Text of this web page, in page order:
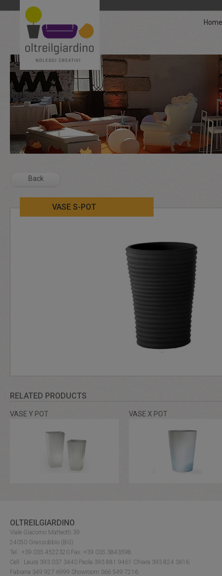
Home
Back
VASE S-POT
RELATED PRODUCTS
VASE Y POT VASE X POT
OLTREILGIARDINO
Viale Giacomo Matteotti 39
24050 Grassobbio (BG)
Tel.: +39 035.4522320 Fax: +39 035.3843598
Cell.: Laura 393 037 3440 Paola 393 881 9461 Chiara 393 824 3616
Fabiana 349 927 6999 Showroom 366 549 7216